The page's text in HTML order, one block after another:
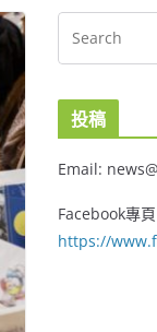
投稿
Email:
Facebook專頁
https://